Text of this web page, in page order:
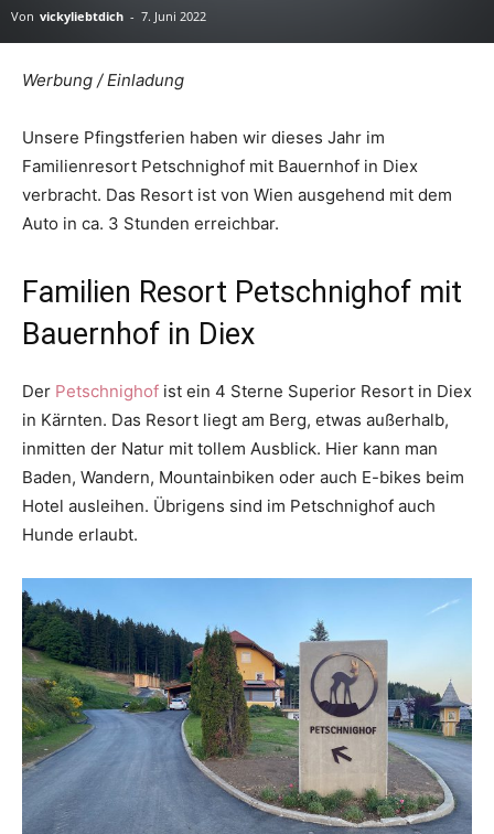
Von vickyliebtdich - 7. Juni 2022
Werbung / Einladung
Unsere Pfingstferien haben wir dieses Jahr im
Familienresort Petschnighof mit Bauernhof in Diex
verbracht. Das Resort ist von Wien ausgehend mit dem
Auto in ca. 3 Stunden erreichbar.
Familien Resort Petschnighof mit
Bauernhof in Diex
Der Petschnighof ist ein 4 Sterne Superior Resort in Diex
in Kärnten. Das Resort liegt am Berg, etwas außerhalb,
inmitten der Natur mit tollem Ausblick. Hier kann man
Baden, Wandern, Mountainbiken oder auch E-bikes beim
Hotel ausleihen. Übrigens sind im Petschnighof auch
Hunde erlaubt.